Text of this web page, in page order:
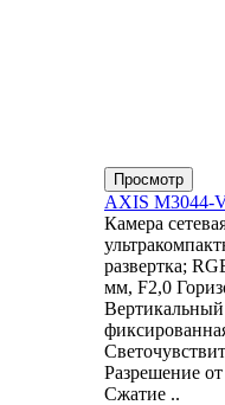
Просмотр
AXIS M3044-
Камера
развертка;
мм, F2,0
Разрешение
Сжатие ..